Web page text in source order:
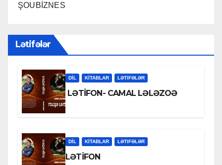
ŞOUBİZNES
Lətifələr
DİL KİTABLAR LƏTIFƏLƏR
LƏTİFON- CAMAL LƏLƏZOƏ
DİL KİTABLAR LƏTIFƏLƏR
LƏTİFON